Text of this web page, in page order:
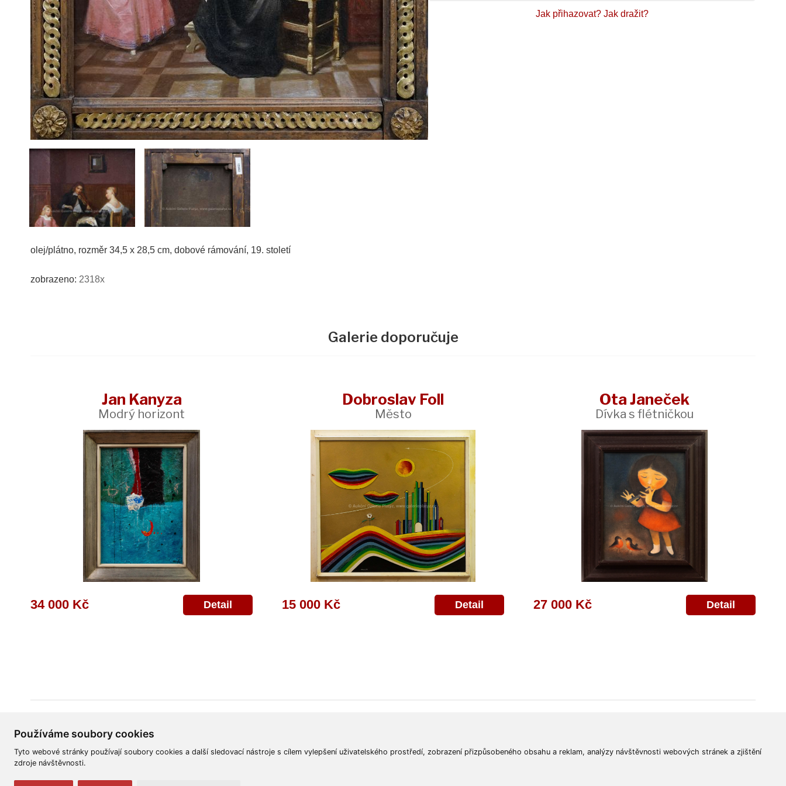
Používáme soubory cookies
Tyto webové stránky používají soubory cookies a další sledovací nástroje s cílem vylepšení uživatelského prostředí, zobrazení přizpůsobeného obsahu a reklam, analýzy návštěvnosti webových stránek a zjištění
zdroje návštěvnosti.
olej/plátno, rozměr 34,5 x 28,5 cm, dobové rámování, 19. století
zobrazeno: 2318x
Jak přihazovat? Jak dražit?
Galerie doporučuje
Jan Kanyza
Modrý horizont
34 000 Kč Detail
Dobroslav Foll
Město
15 000 Kč Detail
Ota Janeček
Dívka s flétničkou
27 000 Kč Detail